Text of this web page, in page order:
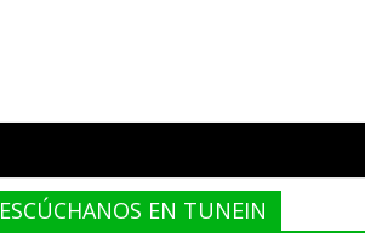
ESCÚCHANOS EN TUNEIN